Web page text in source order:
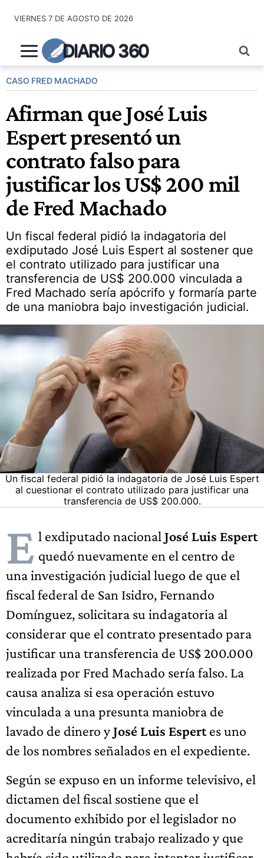
contenido
VIERNES 7 DE AGOSTO DE 2026
DIARIO 360
CASO FRED MACHADO
Afirman que José Luis
Espert presentó un
contrato falso para
justificar los US$ 200 mil
de Fred Machado
Un fiscal federal pidió la indagatoria del
exdiputado José Luis Espert al sostener que
el contrato utilizado para justificar una
transferencia de US$ 200.000 vinculada a
Fred Machado sería apócrifo y formaría parte
de una maniobra bajo investigación judicial.
Un fiscal federal pidió la indagatoria de José Luis Espert
al cuestionar el contrato utilizado para justificar una
transferencia de US$ 200.000.
E l exdiputado nacional José Luis Espert
quedó nuevamente en el centro de
una investigación judicial luego de que el
fiscal federal de San Isidro, Fernando
Domínguez, solicitara su indagatoria al
considerar que el contrato presentado para
justificar una transferencia de US$ 200.000
realizada por Fred Machado sería falso. La
causa analiza si esa operación estuvo
vinculada a una presunta maniobra de
lavado de dinero yJosé Luis Espertes uno
de los nombres señalados en el expediente.
Según se expuso en un informe televisivo, el
dictamen del fiscal sostiene que el
documento exhibido por el legislador no
acreditaría ningún trabajo realizado y que